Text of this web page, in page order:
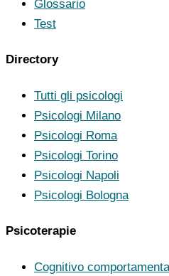
Glossario
Test
Directory
Tutti gli psicologi
Psicologi Milano
Psicologi Roma
Psicologi Torino
Psicologi Napoli
Psicologi Bologna
Psicoterapie
Cognitivo